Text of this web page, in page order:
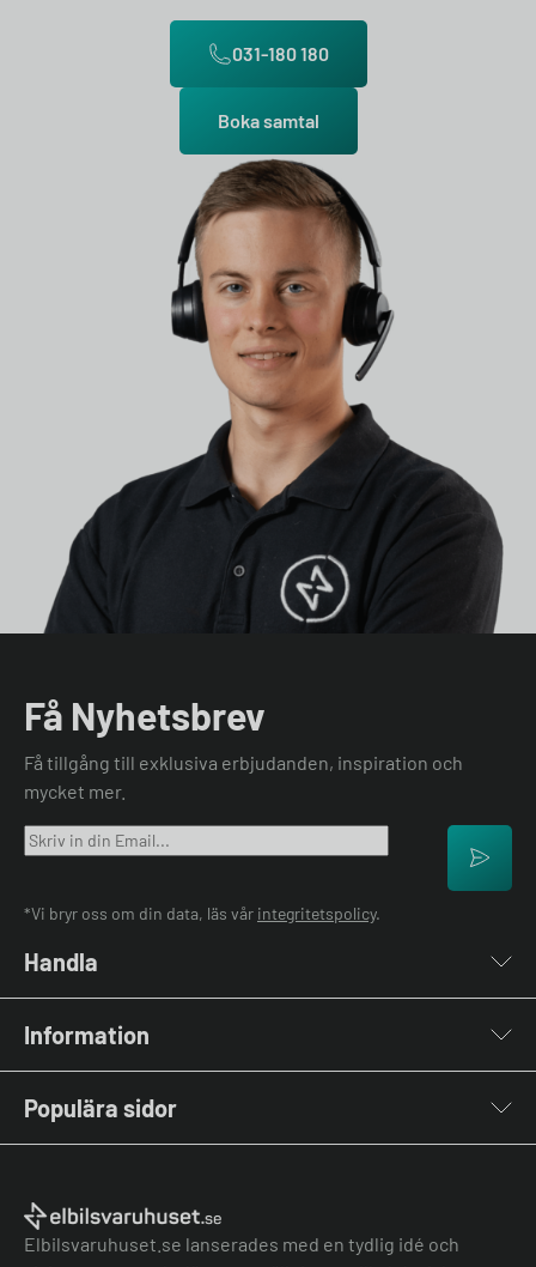
031-180 180
Boka samtal
Få Nyhetsbrev
Få tillgång till exklusiva erbjudanden, inspiration och
mycket mer.
*Vi bryr oss om din data, läs vår integritetspolicy.
Handla
Laddkablar
Kabelhållare
Stolpar & Fästen
Portabla Laddare
Övriga tillbehör
Information
Kontakta oss
Vanliga frågor & svar
El-lexikon
Installation
Grön teknik bidrag
Populära sidor
Elbilsladdare företag
Laddbox bäst i test
Elbilsvaruhuset.se lanserades med en tydlig idé och